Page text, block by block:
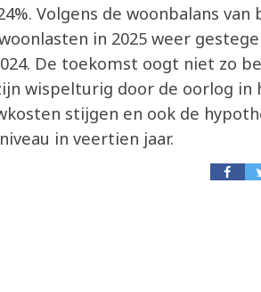
Volgens de woonbalans
in 2025 weer
De toekomst oogt niet zo
wispelturig door de oorlog in
stijgen en ook de
in veertien jaar.